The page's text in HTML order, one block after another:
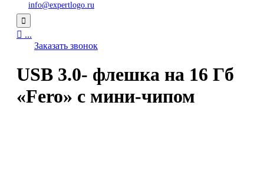
info@expertlogo.ru

 ...
Заказать звонок
USB 3.0- флешка на 16 Гб
«Fero» с мини-чипом